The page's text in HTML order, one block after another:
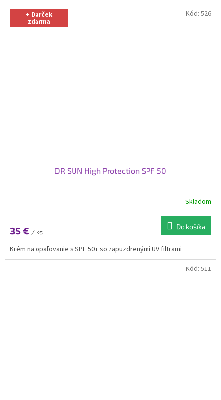
+ Darček
zdarma
DR SUN High Protection SPF 50
Skladom
35 € / ks
Do košíka
Krém na opaľovanie s SPF 50+ so zapuzdrenými UV filtrami
Kód: 526
Kód: 511